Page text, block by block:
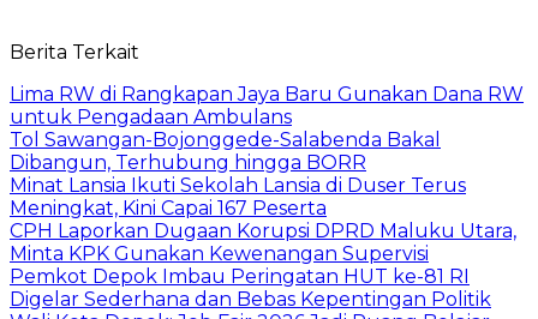
Berita Terkait
Lima RW di Rangkapan Jaya Baru Gunakan Dana RW
untuk Pengadaan Ambulans
Tol Sawangan-Bojonggede-Salabenda Bakal
Dibangun, Terhubung hingga BORR
Minat Lansia Ikuti Sekolah Lansia di Duser Terus
Meningkat, Kini Capai 167 Peserta
CPH Laporkan Dugaan Korupsi DPRD Maluku Utara,
Minta KPK Gunakan Kewenangan Supervisi
Pemkot Depok Imbau Peringatan HUT ke-81 RI
Digelar Sederhana dan Bebas Kepentingan Politik